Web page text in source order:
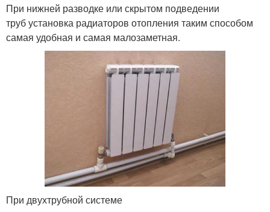
При нижней разводке или скрытом подведении
труб установка радиаторов отопления таким способом
самая удобная и самая малозаметная.
При двухтрубной системе